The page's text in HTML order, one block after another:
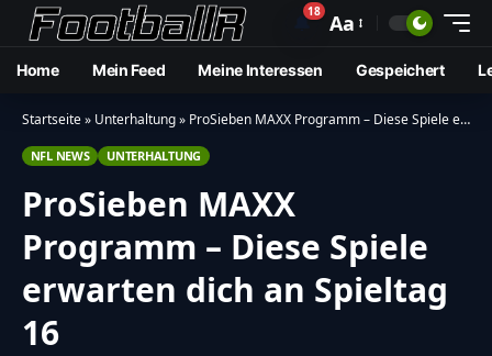
🔔18 Aa
Home Mein Feed Meine Interessen Gespeichert
Startseite» Unterhaltung» ProSieben MAXX Programm – Diese Spiele erwarten dich an Spieltag 16
NFL NEWS UNTERHALTUNG
ProSieben MAXX
Programm – Diese Spiele
erwarten dich an Spieltag
16